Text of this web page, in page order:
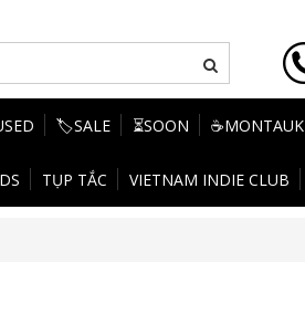
🏷️SALE ⏳SOON ☕MONTAUK
TỤP TẮC VIETNAM INDIE CLUB